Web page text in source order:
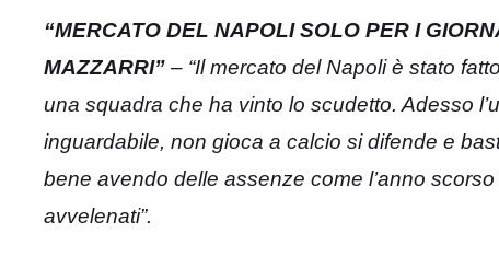
“MERCATO DEL NAPOLI SOLO PER I
MAZZARRI” – “Il mercato del Napoli è stato
una squadra che ha vinto lo scudetto. Adesso
inguardabile, non gioca a calcio si difende e
bene avendo delle assenze come l’anno
avvelenati”.